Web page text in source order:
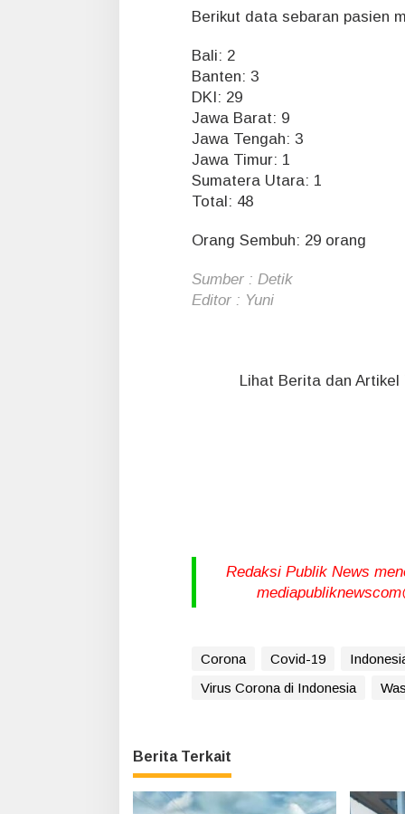
Berikut data sebaran pasien
Bali: 2
Banten: 3
DKI: 29
Jawa Barat: 9
Jawa Tengah: 3
Jawa Timur: 1
Sumatera Utara: 1
Total: 48
Orang Sembuh: 29 orang
Sumber : Detik
Editor : Yuni
Lihat Berita dan Artikel
Redaksi Publik News
Corona Covid-19
Virus Corona di Indonesia
Berita Terkait